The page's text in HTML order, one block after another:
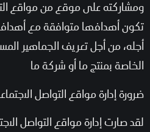
ومشاركته على موقع من مواقع
تكون أهدافها متوافقة مع
أجله، من أجل تعريف الجماهير
الخاصة بمنتج ما أو شركة ما
ضرورة إدارة مواقع التواصل
لقد صارت إدارة مواقع التواصل